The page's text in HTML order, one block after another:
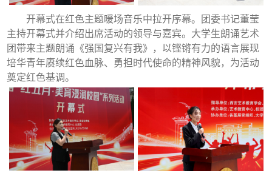
开幕式在红色主题暖场音乐中拉开序幕。团委书记董莹
主持开幕式并介绍出席活动的领导与嘉宾。大学生朗诵艺术
团带来主题朗诵《强国复兴有我》，以铿锵有力的语言展现
培华青年赓续红色血脉、勇担时代使命的精神风貌，为活动
奠定红色基调。